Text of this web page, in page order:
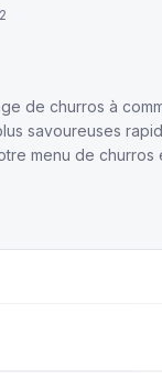
de churros à
savoureuses
menu de